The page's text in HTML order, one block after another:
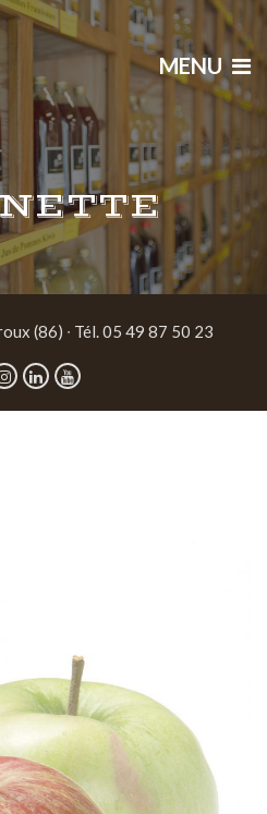
MENU
(86) ∙ Tél. 05 49 87 50 23